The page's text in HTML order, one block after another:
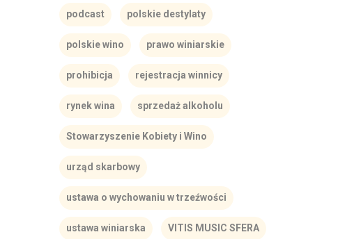
podcast polskie destylaty
polskie wino prawo winiarskie
prohibicja rejestracja winnicy
rynek wina sprzedaż alkoholu
Stowarzyszenie Kobiety i Wino
urząd skarbowy
ustawa o wychowaniu w trzeźwości
ustawa winiarska VITIS MUSIC SFERA